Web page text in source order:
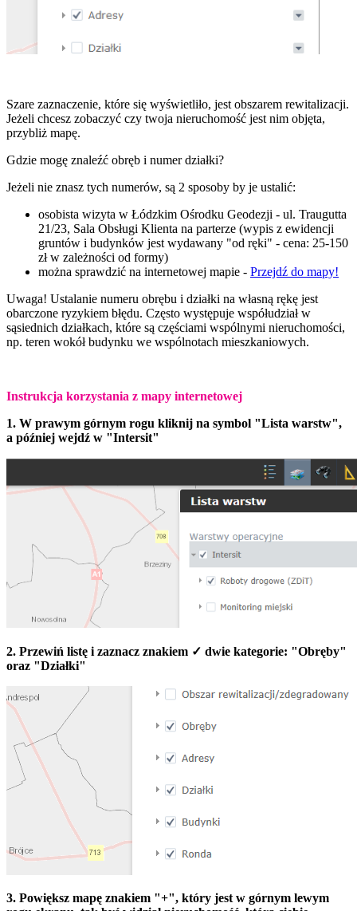
Szare zaznaczenie, które się wyświetliło, jest obszarem rewitalizacji.
Jeżeli chcesz zobaczyć czy twoja nieruchomość jest nim objęta,
przybliż mapę.
Gdzie mogę znaleźć obręb i numer działki?
Jeżeli nie znasz tych numerów, są 2 sposoby by je ustalić:
osobista wizyta w Łódzkim Ośrodku Geodezji - ul. Traugutta
21/23, Sala Obsługi Klienta na parterze (wypis z ewidencji
gruntów i budynków jest wydawany "od ręki" - cena: 25-150
zł w zależności od formy)
można sprawdzić na internetowej mapie - Przejdź do mapy!
Uwaga! Ustalanie numeru obrębu i działki na własną rękę jest
obarczone ryzykiem błędu. Często występuje współudział w
sąsiednich działkach, które są częściami wspólnymi nieruchomości,
np. teren wokół budynku we wspólnotach mieszkaniowych.
Instrukcja korzystania z mapy internetowej
1. W prawym górnym rogu kliknij na symbol "Lista warstw",
a później wejdź w "Intersit"
2. Przewiń listę i zaznacz znakiem ✓ dwie kategorie: "Obręby"
oraz "Działki"
3. Powiększ mapę znakiem "+", który jest w górnym lewym